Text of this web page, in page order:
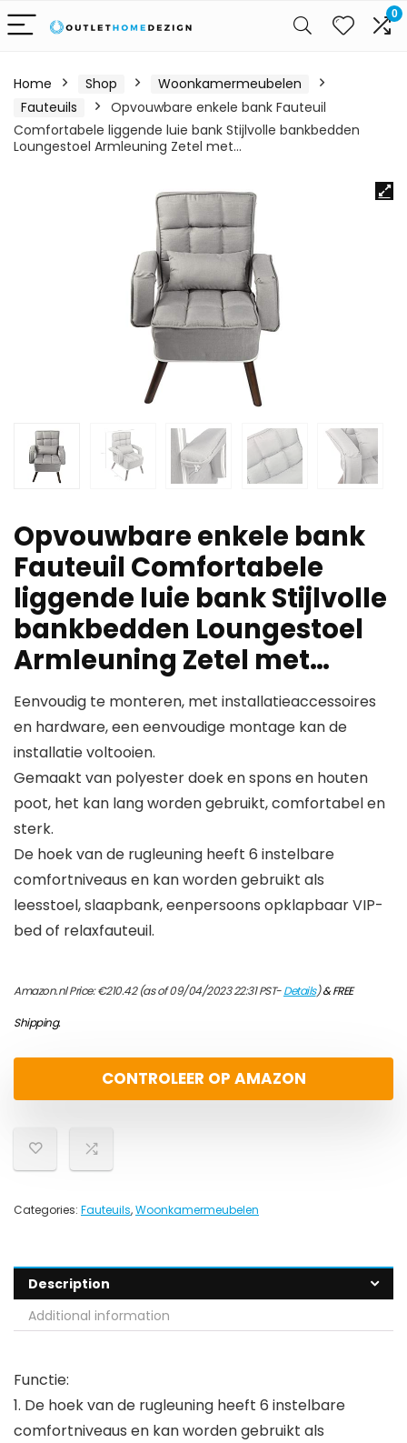
0
Home Shop
Woonkamermeubelen
Fauteuils
Opvouwbare enkele bank Fauteuil
Comfortabele liggende luie bank Stijlvolle bankbedden
Loungestoel Armleuning Zetel met…
Opvouwbare enkele bank
Fauteuil Comfortabele
liggende luie bank Stijlvolle
bankbedden Loungestoel
Armleuning Zetel met…
Eenvoudig te monteren, met installatieaccessoires
en hardware, een eenvoudige montage kan de
installatie voltooien.
Gemaakt van polyester doek en spons en houten
poot, het kan lang worden gebruikt, comfortabel en
sterk.
De hoek van de rugleuning heeft 6 instelbare
comfortniveaus en kan worden gebruikt als
leesstoel, slaapbank, eenpersoons opklapbaar VIP-
bed of relaxfauteuil.
Amazon.nl Price:€210.42(as of 09/04/2023 22:31 PST-Details)&FREE
Shipping.
CONTROLEER OP AMAZON
Categories: Fauteuils,Woonkamermeubelen
Description
Additional information
Functie:
1. De hoek van de rugleuning heeft 6 instelbare
comfortniveaus en kan worden gebruikt als